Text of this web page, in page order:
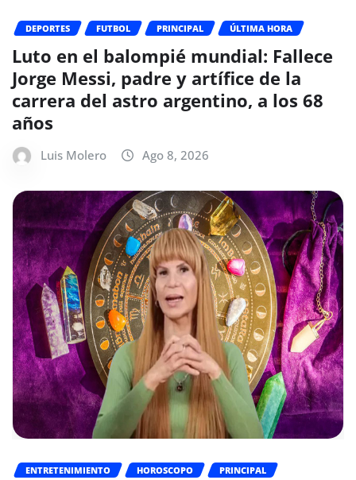
DEPORTES FUTBOL PRINCIPAL ÚLTIMA HORA
Luto en el balompié mundial: Fallece
Jorge Messi, padre y artífice de la
carrera del astro argentino, a los 68
años
Luis Molero Ago 8, 2026
ENTRETENIMIENTO HOROSCOPO
PRINCIPAL